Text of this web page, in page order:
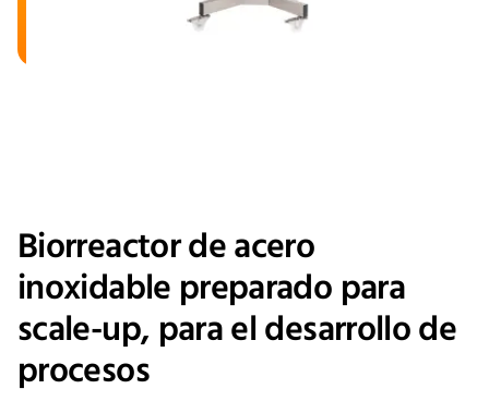
Biorreactor de acero
inoxidable preparado para
scale-up, para el desarrollo de
procesos